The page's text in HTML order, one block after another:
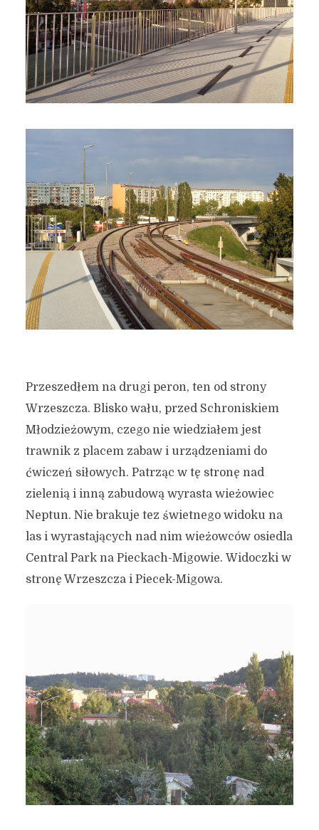
Przeszedłem na drugi peron, ten od strony
Wrzeszcza. Blisko wału, przed Schroniskiem
Młodzieżowym, czego nie wiedziałem jest
trawnik z placem zabaw i urządzeniami do
ćwiczeń siłowych. Patrząc w tę stronę nad
zielenią i inną zabudową wyrasta wieżowiec
Neptun. Nie brakuje tez świetnego widoku na
las i wyrastających nad nim wieżowców osiedla
Central Park na Pieckach-Migowie. Widoczki w
stronę Wrzeszcza i Piecek-Migowa.